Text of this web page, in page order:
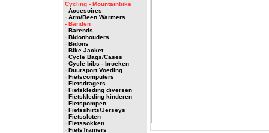
Cycling - Mountainbike
- Accesoires
- Arm/Been Warmers
- Banden
- Barends
- Bidonhouders
- Bidons
- Bike Jacket
- Cycle Bags/Cases
- Cycle bibs - broeken
- Duursport Voeding
- Fietscomputers
- Fietsdragers
- Fietskleding diversen
- Fietskleding kinderen
- Fietspompen
- Fietsshirts/Jerseys
- Fietssloten
- Fietssokken
- FietsTrainers